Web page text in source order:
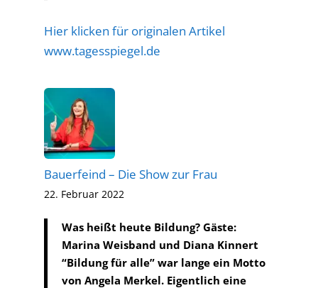
Hier klicken für originalen Artikel
www.tagesspiegel.de
Bauerfeind – Die Show zur Frau
22. Februar 2022
Was heißt heute Bildung? Gäste:
Marina Weisband und Diana Kinnert
“Bildung für alle” war lange ein Motto
von Angela Merkel. Eigentlich eine